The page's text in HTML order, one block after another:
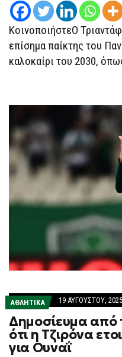
ΚοινοποιήστεΟ
επίσημα παίκτης του
καλοκαίρι του 2030,
ΑΘΛΗΤΙΚΑ 19 ΑΥΓΟΎΣΤΟΥ, 2025
Δημοσίευμα από
ότι η Τζιρόνα
για Ουναΐ